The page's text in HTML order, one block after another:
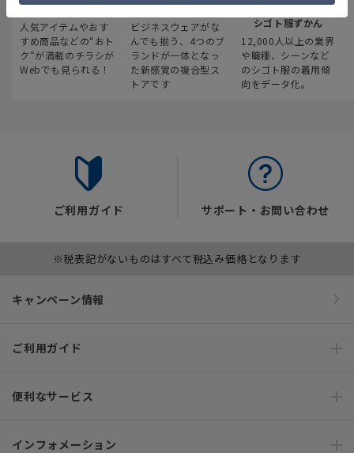
最新のお買い得情報
人気アイテムやおす
すめ商品などの“おト
ク“が満載のチラシが
Webでも見られる！
スーツスクエア
ビジネスウェアがな
んでも揃う、4つのブ
ランドが一体となっ
た新感覚の複合型ス
トアです
みんなの
シゴト服ずかん
12,000人以上の業界
や職種、シーンなど
のシゴト服の着用傾
向をデータ化。
ご利用ガイド サポート・お問い合わせ
※税表記がないものはすべて税込み価格となります
キャンペーン情報
ご利用ガイド
便利なサービス
インフォメーション